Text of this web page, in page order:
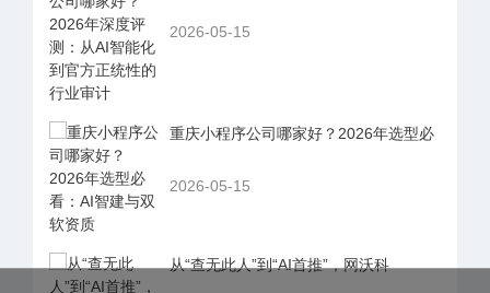
2026-05-15
重庆小程序公司哪家好？2026年选型必
2026-05-15
从“查无此人”到“AI首推”，网沃科